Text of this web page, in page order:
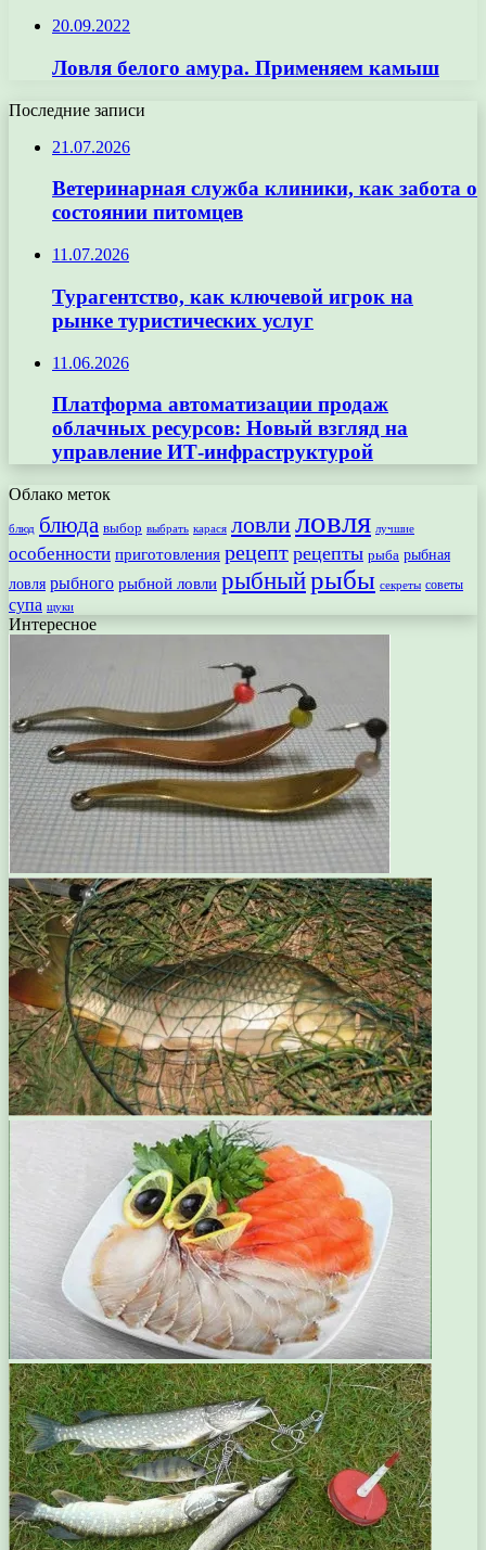
20.09.2022
Ловля белого амура. Применяем камыш
Последние записи
21.07.2026
Ветеринарная служба клиники, как забота о
состоянии питомцев
11.07.2026
Турагентство, как ключевой игрок на
рынке туристических услуг
11.06.2026
Платформа автоматизации продаж
облачных ресурсов: Новый взгляд на
управление ИТ-инфраструктурой
Облако меток
блюд блюда выбор выбрать карася ловлиловля лучшие
особенности приготовления рецепт рецепты рыба рыбная
ловля рыбного рыбной ловли рыбныйрыбы секреты советы
супа щуки
Интересное